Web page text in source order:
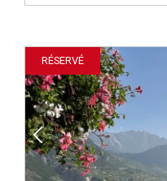
RÉSERVÉ